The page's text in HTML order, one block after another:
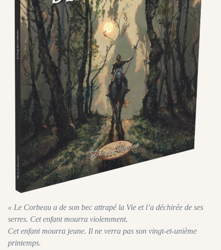
« Le Corbeau a de son bec attrapé la Vie et l’a déchirée de ses
serres. Cet enfant mourra violemment.
Cet enfant mourra jeune. Il ne verra pas son vingt-et-unième
printemps.